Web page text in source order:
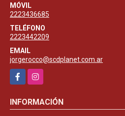
MÓVIL
2223436685
TELÉFONO
2223442209
EMAIL
jorgerocco@scdplanet.com.ar
FacebookInstagram
INFORMACIÓN